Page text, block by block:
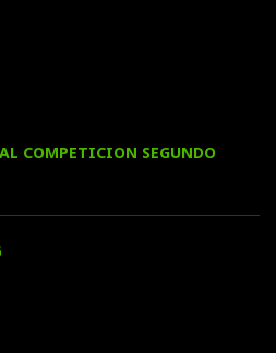
COMPETICION SEGUNDO